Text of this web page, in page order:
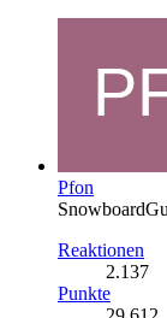
Pfon
Reaktionen
2.137
Punkte